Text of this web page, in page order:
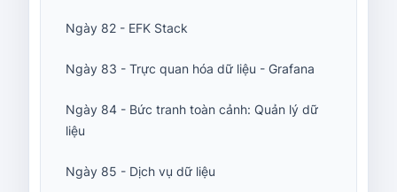
Ngày 82 - EFK Stack
Ngày 83 - Trực quan hóa dữ liệu - Grafana
Ngày 84 - Bức tranh toàn cảnh: Quản lý dữ
liệu
Ngày 85 - Dịch vụ dữ liệu